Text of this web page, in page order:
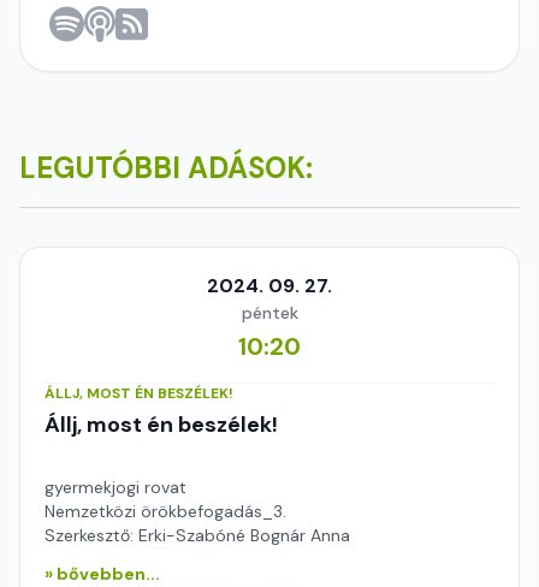
LEGUTÓBBI ADÁSOK:
2024. 09. 27.
péntek
10:20
ÁLLJ, MOST ÉN BESZÉLEK!
Állj, most én beszélek!
gyermekjogi rovat
Nemzetközi örökbefogadás_3.
Szerkesztő: Erki-Szabóné Bognár Anna
» bővebben...